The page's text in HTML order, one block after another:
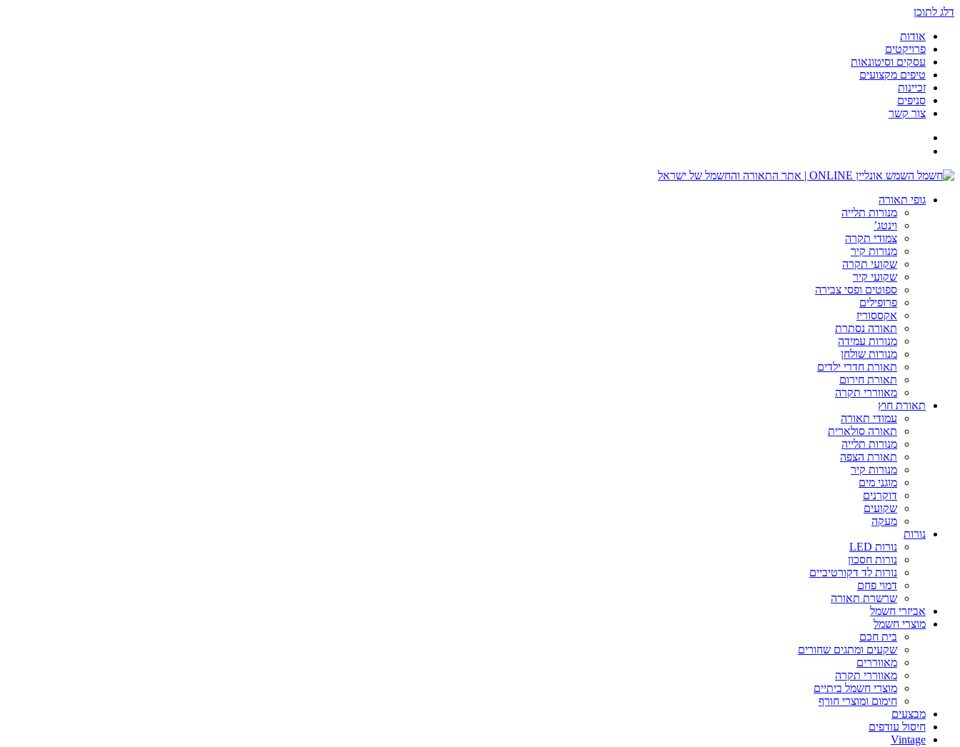
דלג לתוכן
אודות
פרויקטים
עסקים וסיטונאות
טיפים מקצועים
זכיינות
סניפים
צור קשר
גופי תאורה
מנורות תלייה
וינטג’
צמודי תקרה
מנורות קיר
שקועי תקרה
שקועי קיר
ספוטים ופסי צבירה
פרופילים
אקססוריז
תאורה נסתרת
מנורות עמידה
מנורות שולחן
תאורת חדרי ילדים
תאורת חירום
מאווררי תקרה
תאורת חוץ
עמודי תאורה
תאורה סולארית
מנורות תלייה
תאורת הצפה
מנורות קיר
מוגני מים
דוקרנים
שקועים
מעקה
נורות
נורות LED
נורות חסכון
נורות לד דקורטיביים
דמוי פחם
שרשרת תאורה
אביזרי חשמל
מוצרי חשמל
בית חכם
שקעים ומתגים שחורים
מאווררים
מאווררי תקרה
מוצרי חשמל ביתיים
חימום ומוצרי חורף
מבצעים
חיסול עודפים
Vintage